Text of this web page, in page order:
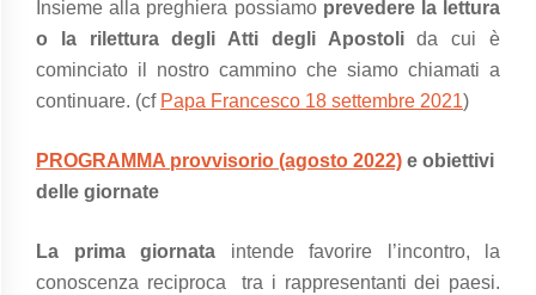
Insieme alla preghiera possiamo prevedere la lettura
o la rilettura degli Atti degli Apostolida cui è
cominciato il nostro cammino che siamo chiamati a
continuare. (cf Papa Francesco 18 settembre 2021)
PROGRAMMA provvisorio (agosto 2022) e obiettivi
delle giornate
La prima giornata intende favorire l’incontro, la
conoscenza reciproca tra i rappresentanti dei paesi.